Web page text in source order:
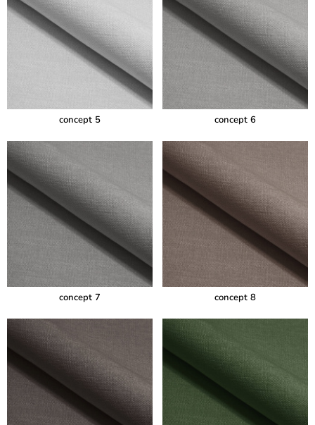
concept 5 concept 6
concept 7 concept 8